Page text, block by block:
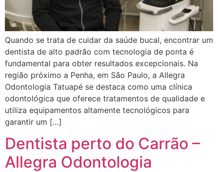
Quando se trata de cuidar da saúde bucal, encontrar um
dentista de alto padrão com tecnologia de ponta é
fundamental para obter resultados excepcionais. Na
região próximo a Penha, em São Paulo, a Allegra
Odontologia Tatuapé se destaca como uma clínica
odontológica que oferece tratamentos de qualidade e
utiliza equipamentos altamente tecnológicos para
garantir um […]
Dentista perto do Carrão –
Allegra Odontologia